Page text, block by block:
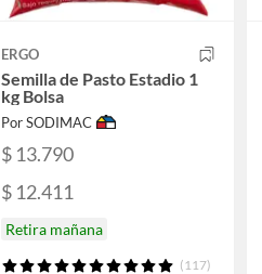
ERGO
Semilla de Pasto Estadio 1
kg Bolsa
Por SODIMAC
$ 13.790
$ 12.411
Retira mañana
(117)